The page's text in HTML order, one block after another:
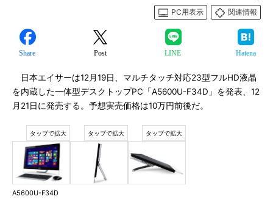
PC用表示
関連情報
Share Post LINE Hatena
日本エイサーは12月19日、マルチタッチ対応23型フルHD液晶
を内蔵した一体型デスクトップPC「A5600U-F34D」を発表、12
月21日に発売する。予想実売価格は10万円前後だ。
A5600U-F34D